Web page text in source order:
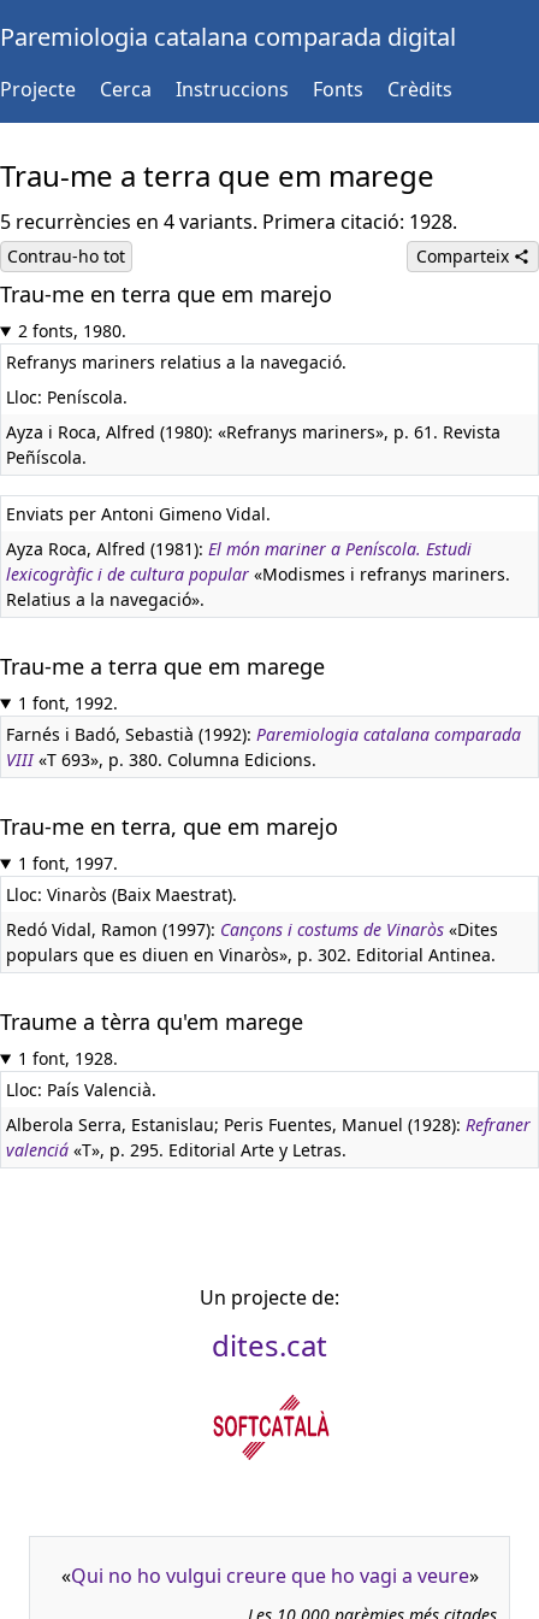
Paremiologia catalana comparada digital
Projecte Cerca Instruccions Fonts Crèdits
Trau-me a terra que em marege
5 recurrències en 4 variants. Primera citació: 1928.
Contrau-ho tot Comparteix
Trau-me en terra que em marejo
2 fonts, 1980.
Refranys mariners relatius a la navegació.
Lloc: Peníscola.
Ayza i Roca, Alfred (1980): «Refranys mariners», p. 61. Revista
Peñíscola.
Enviats per Antoni Gimeno Vidal.
Ayza Roca, Alfred (1981): El món mariner a Peníscola. Estudi
lexicogràfic i de cultura popular «Modismes i refranys mariners.
Relatius a la navegació».
Trau-me a terra que em marege
1 font, 1992.
Farnés i Badó, Sebastià (1992): Paremiologia catalana comparada
VIII«T 693», p. 380. Columna Edicions.
Trau-me en terra, que em marejo
1 font, 1997.
Lloc: Vinaròs (Baix Maestrat).
Redó Vidal, Ramon (1997): Cançons i costums de Vinaròs «Dites
populars que es diuen en Vinaròs», p. 302. Editorial Antinea.
Traume a tèrra qu'em marege
1 font, 1928.
Lloc: País Valencià.
Alberola Serra, Estanislau; Peris Fuentes, Manuel (1928): Refraner
valenciá «T», p. 295. Editorial Arte y Letras.
Un projecte de:
dites.cat
«Qui no ho vulgui creure que ho vagi a veure»